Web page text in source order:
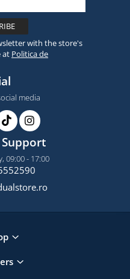
with the store's
at Politica de
media
09:00 - 17:00